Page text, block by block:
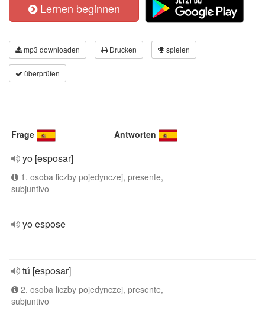
Lernen beginnen
mp3 downloaden Drucken spielen
überprüfen
Frage Antworten
yo [esposar]
1. osoba liczby pojedynczej, presente,
subjuntivo
yo espose
tú [esposar]
2. osoba liczby pojedynczej, presente,
subjuntivo